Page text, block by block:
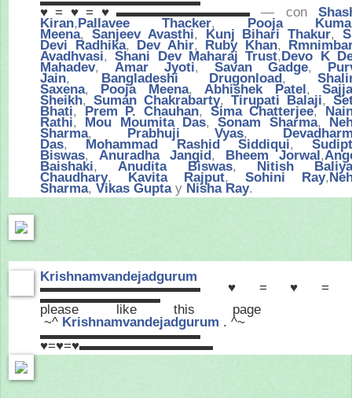
♥=♥=♥▬▬▬▬▬▬▬▬▬▬— con
Kiran,Pallavee Thacker, Pooja
Meena, Sanjeev Avasthi, Kunj Bihari Thakur,
Devi Radhika, Dev Ahir, Ruby Khan,
Avadhvasi,Shani Dev Maharaj Trust,Devo K
Mahadev, Amar Jyoti, Savan Gadge,
Jain, Bangladeshi Drugonload,
Saxena, Pooja Meena,Abhishek Patel,
Sheikh, Suman Chakrabarty, Tirupati Balaji,
Bhati,Prem P. Chauhan, Sima Chatterjee,
Rathi, Mou Moumita Das,Sonam Sharma,
Sharma, Prabhuji Vyas,
Das, Mohammad Rashid Siddiqui,
Biswas, Anuradha Jangid, Bheem Jorwal,
Baishaki,Anudita Biswas, Nitish
Chaudhary, Kavita Rajput, Sohini Ray,
Sharma, Vikas Guptay Nisha Ray.
Krishnamvandejadgurum
▬▬▬▬▬▬▬▬▬▬▬▬
▬▬▬▬▬▬▬▬▬
please like this page
~^ Krishnamvandejadgurum . ^~
▬▬▬▬▬▬▬▬▬▬▬▬
♥=♥=♥▬▬▬▬▬▬▬▬▬▬